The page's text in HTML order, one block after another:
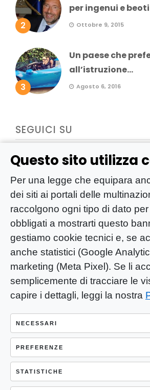
Questo sito utilizza
Per una legge che equipara
dei siti ai portali delle
raccolgono ogni tipo di dato
obbligati a mostrarti questo
gestiamo cookie tecnici e, se
anche statistici (Google
marketing (Meta Pixel). Se li
semplicemente di tracciare le
capire i dettagli, leggi la nostra
NECESSARI
PREFERENZE
STATISTICHE
2
per ingenui e beoti
Ottobre 9, 2015
3
Un paese che
all’istruzione...
Agosto 6, 2016
SEGUICI SU
YOU-ng Slow Journalism è
giornalistica di proprietà di
Registrazione presso Trib.
Capua Vetere (CE) n° 900
ISSN 3103-4683
P.IVA: 04755530617